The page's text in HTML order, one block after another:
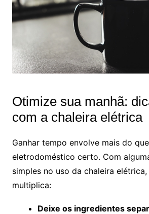
Otimize sua manhã:
com a chaleira elétrica
Ganhar tempo envolve mais do
eletrodoméstico certo. Com
simples no uso da chaleira
multiplica:
Deixe os ingredientes